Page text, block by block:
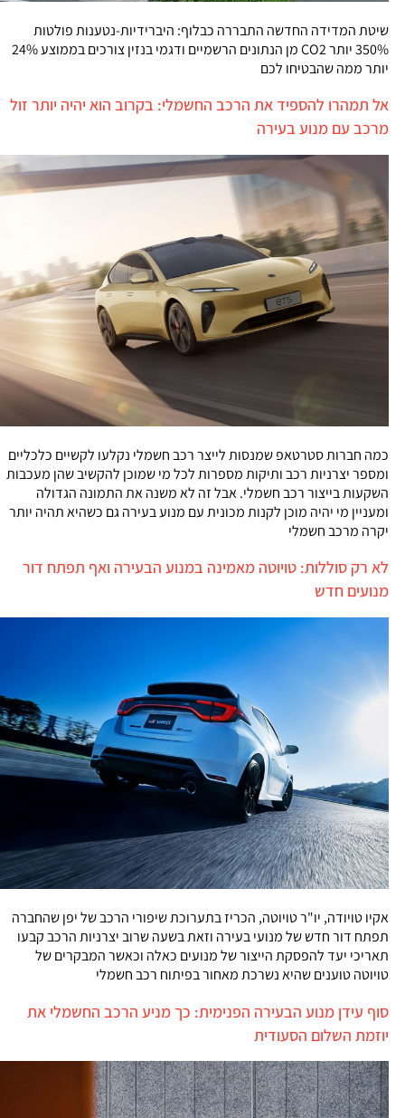
שיטת המדידה החדשה התבררה כבלוף: היברידיות-נטענות פולטות
350% יותר CO2 מן הנתונים הרשמיים ודגמי בנזין צורכים בממוצע 24%
יותר ממה שהבטיחו לכם
אל תמהרו להספיד את הרכב החשמלי: בקרוב הוא יהיה יותר זול
מרכב עם מנוע בעירה
כמה חברות סטרטאפ שמנסות לייצר רכב חשמלי נקלעו לקשיים כלכליים
ומספר יצרניות רכב ותיקות מספרות לכל מי שמוכן להקשיב שהן מעכבות
השקעות בייצור רכב חשמלי. אבל זה לא משנה את התמונה הגדולה
ומעניין מי יהיה מוכן לקנות מכונית עם מנוע בעירה גם כשהיא תהיה יותר
יקרה מרכב חשמלי
לא רק סוללות: טויוטה מאמינה במנוע הבעירה ואף תפתח דור
מנועים חדש
אקיו טויודה, יו"ר טויוטה, הכריז בתערוכת שיפורי הרכב של יפן שהחברה
תפתח דור חדש של מנועי בעירה וזאת בשעה שרוב יצרניות הרכב קבעו
תאריכי יעד להפסקת הייצור של מנועים כאלה וכאשר המבקרים של
טויוטה טוענים שהיא נשרכת מאחור בפיתוח רכב חשמלי
סוף עידן מנוע הבעירה הפנימית: כך מניע הרכב החשמלי את
יוזמת השלום הסעודית